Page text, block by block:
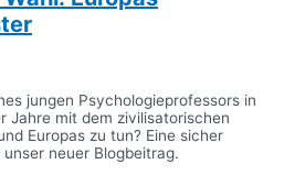
jungen Psychologieprofessors in
Jahre mit dem zivilisatorischen
Europas zu tun? Eine sicher
neuer Blogbeitrag.